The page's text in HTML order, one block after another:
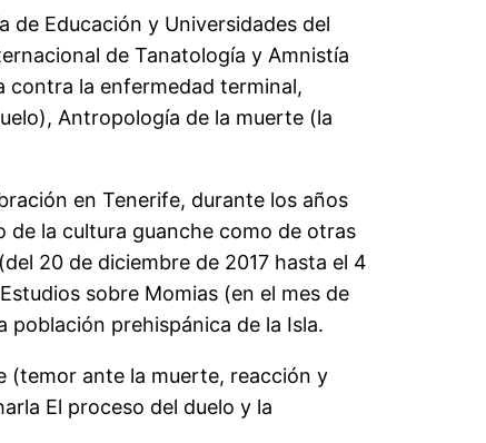
Educación y Universidades del
de Tanatología y Amnistía
contra la enfermedad terminal,
Antropología de la muerte (la
en Tenerife, durante los años
de la cultura guanche como de otras
20 de diciembre de 2017 hasta el 4
sobre Momias (en el mes de
prehispánica de la Isla.
(temor ante la muerte, reacción y
El proceso del duelo y la